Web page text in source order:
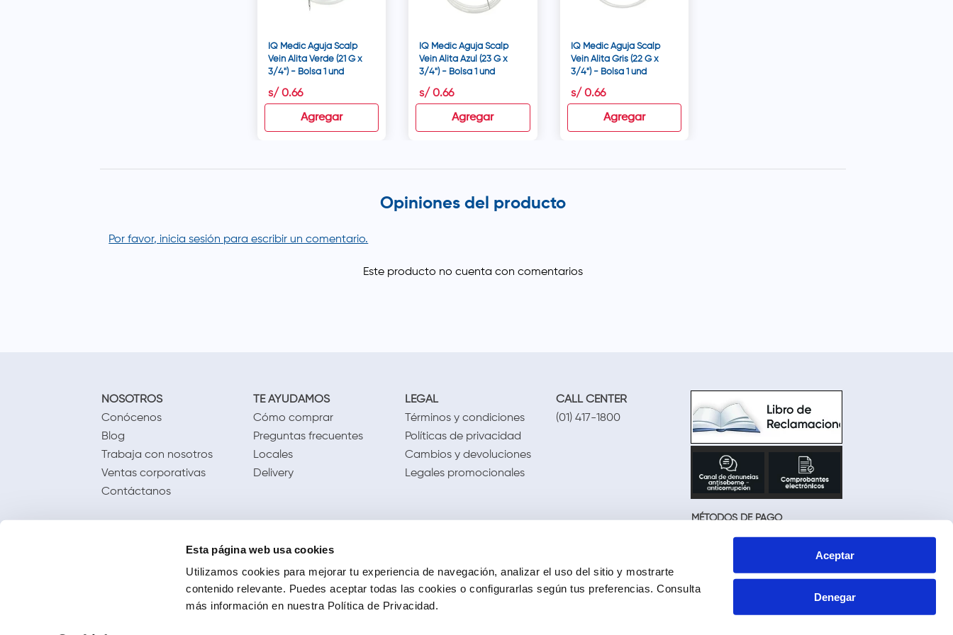
Esta página web usa cookies
Utilizamos cookies para mejorar tu experiencia de navegación, analizar el uso del sitio y mostrarte
contenido relevante. Puedes aceptar todas las cookies o configurarlas según tus preferencias.Consulta
más información en nuestra Política de Privacidad.
Aceptar
Denegar
IQ Medic Aguja Scalp
Vein Alita Verde (21 G x
3/4") - Bolsa 1 und
s/ 0.66
Agregar
IQ Medic Aguja Scalp
Vein Alita Azul (23 G x
3/4") - Bolsa 1 und
s/ 0.66
Agregar
IQ Medic Aguja Scalp
Vein Alita Gris (22 G x
3/4") - Bolsa 1 und
s/ 0.66
Agregar
Opiniones del producto
Por favor, inicia sesión para escribir un comentario.
NOSOTROS
Conócenos
Blog
Trabaja con nosotros
Ventas corporativas
Contáctanos
TE AYUDAMOS
Cómo comprar
Preguntas frecuentes
Locales
Delivery
LEGAL
Términos y condiciones
Políticas de privacidad
Cambios y devoluciones
Legales promocionales
CALL CENTER
(01) 417-1800
MÉTODOS DE PAGO